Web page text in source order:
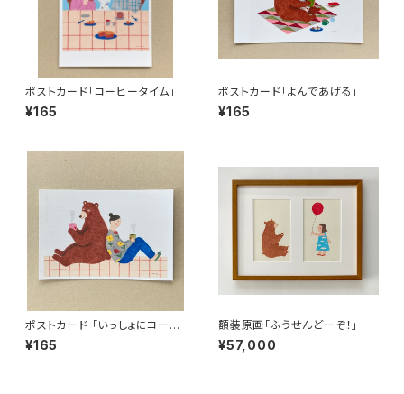
ポストカード「コーヒータイム」
¥165
ポストカード「よんであげる」
¥165
ポストカード 「いっしょにコーヒ
ー」
¥165
額装原画「ふうせんどーぞ！」
¥57,000